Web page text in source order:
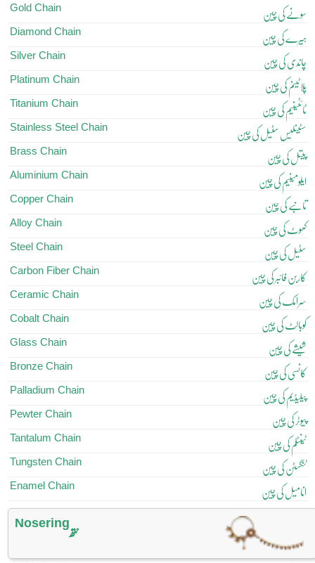
Gold Chain سونے کی چین
Diamond Chain ہیرے کی چین
Silver Chain چاندی کی چین
Platinum Chain پلاٹینم کی چین
Titanium Chain ٹائٹینیم کی چین
Stainless Steel Chain سٹینلیس سٹیل کی چین
Brass Chain پیتل کی چین
Aluminium Chain ایلومینیم کی چین
Copper Chain تانبے کی چین
Alloy Chain کھوٹ کی چین
Steel Chain سٹیل کی چین
Carbon Fiber Chain کاربن فائبر کی چین
Ceramic Chain سرامک کی چین
Cobalt Chain کوبالٹ کی چین
Glass Chain شیشے کی چین
Bronze Chain کانسی کی چین
Palladium Chain پیلیڈیم کی چین
Pewter Chain پیوٹر کی چین
Tantalum Chain ٹینٹلم کی چین
Tungsten Chain ٹنگسٹن کی چین
Enamel Chain انامیل کی چین
Noseringنتھ